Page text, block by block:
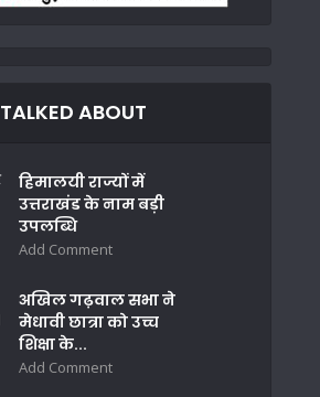
TALKED ABOUT
हिमालयी राज्यों में
उत्तराखंड के नाम बड़ी
उपलब्धि
Add Comment
अखिल गढ़वाल सभा ने
मेधावी छात्रा को उच्च
शिक्षा के...
Add Comment